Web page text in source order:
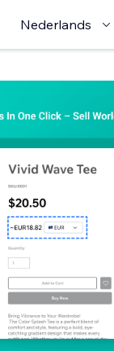
Nederlands